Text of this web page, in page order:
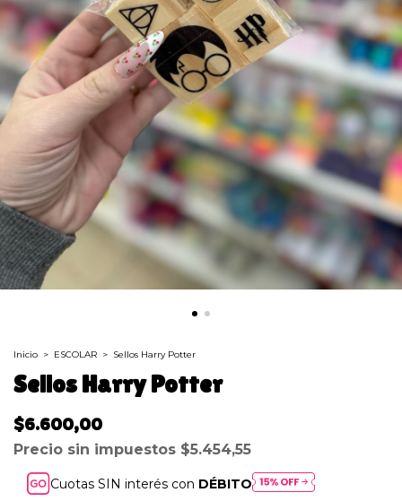
Inicio > ESCOLAR > Sellos Harry Potter
Sellos Harry Potter
$6.600,00
Precio sin impuestos $5.454,55
Cuotas SIN interés con DÉBITO